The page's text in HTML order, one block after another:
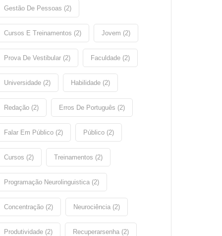
Gestão De Pessoas (2)
Cursos E Treinamentos (2) Jovem (2)
Prova De Vestibular (2) Faculdade (2)
Universidade (2) Habilidade (2)
Redação (2) Erros De Português (2)
Falar Em Público (2) Público (2)
Cursos (2) Treinamentos (2)
Programação Neurolinguistica (2)
Concentração (2) Neurociência (2)
Produtividade (2) Recuperarsenha (2)